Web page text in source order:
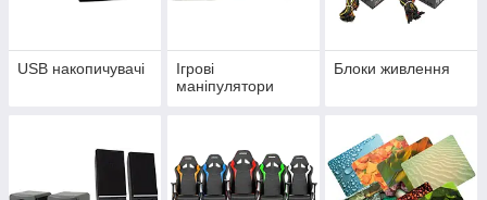
USB накопичувачі
Ігрові
маніпулятори
Блоки живлення